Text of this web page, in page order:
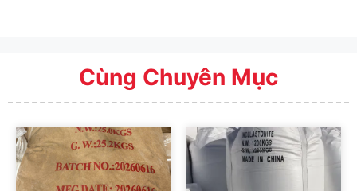
Cùng Chuyên Mục